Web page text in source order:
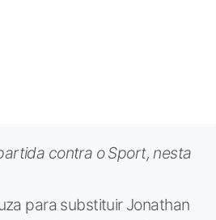
contra o Sport, nesta
para substituir Jonathan